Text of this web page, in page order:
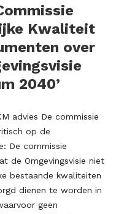
Kwaliteit
over
2040’
advies De commissie
op de
De commissie
de Omgevingsvisie niet
bestaande kwaliteiten
dienen te worden in
geen